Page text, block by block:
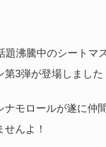
沸騰中のシートマ
3弾が登場しました
モロールが遂に仲
んよ！